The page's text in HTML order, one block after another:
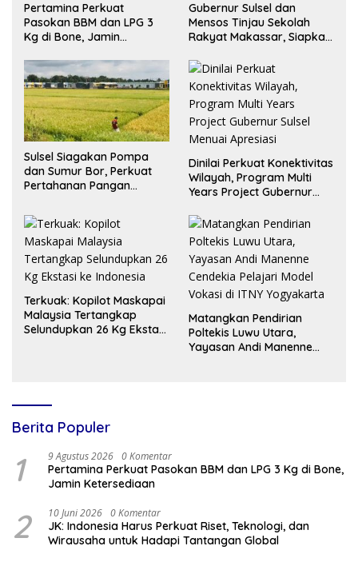
Pertamina Perkuat
Pasokan BBM dan LPG 3
Kg di Bone, Jamin
Gubernur Sulsel dan
Mensos Tinjau Sekolah
Rakyat Makassar, Siapkan
Akses Pendidikan
Sulsel Siagakan Pompa
dan Sumur Bor, Perkuat
Pertahanan Pangan
Ekstrem
Dinilai Perkuat Konektivitas
Wilayah, Program Multi
Years Project Gubernur
Terkuak: Kopilot Maskapai
Malaysia Tertangkap
Selundupkan 26 Kg Ekstasi
Matangkan Pendirian
Poltekis Luwu Utara,
Yayasan Andi Manenne
Berita Populer
1 9 Agustus 2026 0 Komentar
Pertamina Perkuat Pasokan BBM dan LPG 3 Kg di Bone,
Jamin Ketersediaan
2 10 Juni 2026 0 Komentar
JK: Indonesia Harus Perkuat Riset, Teknologi, dan
Wirausaha untuk Hadapi Tantangan Global